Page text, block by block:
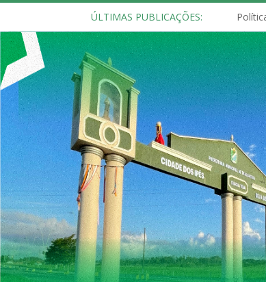
ÚLTIMAS PUBLICAÇÕES: